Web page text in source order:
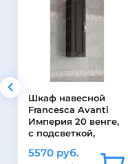
Шкаф навесной
Francesca Avanti
Империя 20 венге,
с подсветкой,
5570 руб.